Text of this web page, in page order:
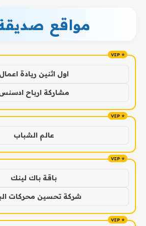
مواقع
اول اثنين ريادة اعمال
مشاركة ارباح
عالم الشباب
باقة باك لينك
شركة تحسين محركات